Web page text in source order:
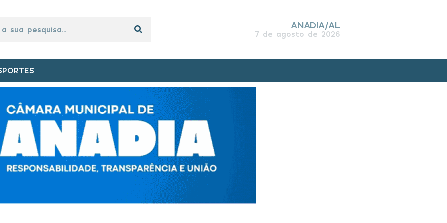
ANADIA/AL
7 de agosto de 2026